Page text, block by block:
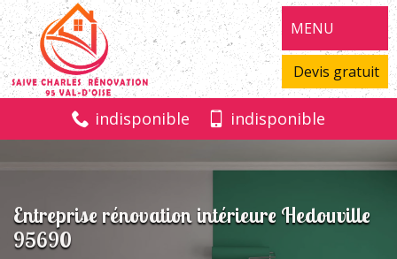
MENU
Devis gratuit
indisponible indisponible
Entreprise rénovation intérieure Hedouville
95690